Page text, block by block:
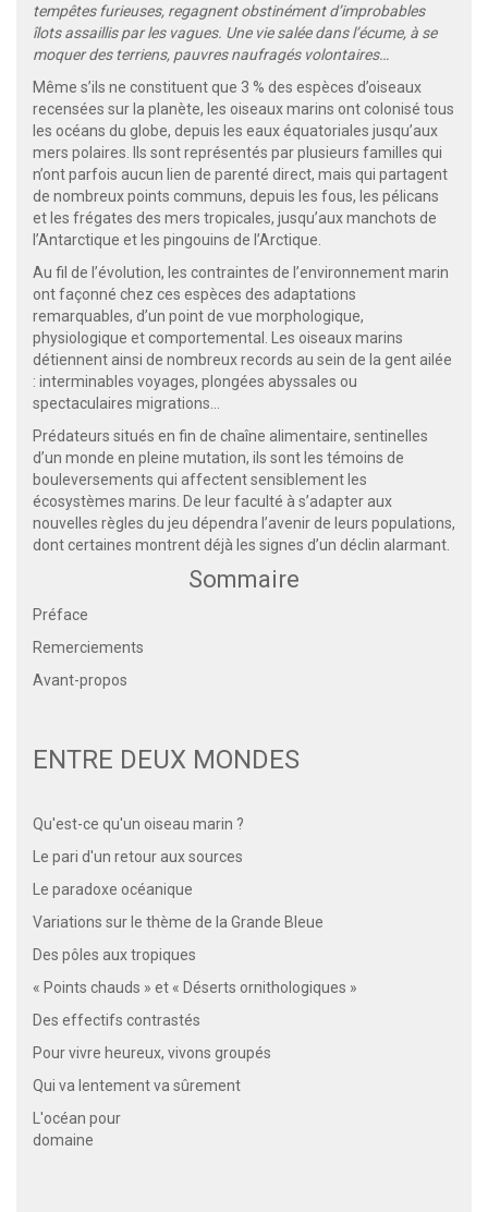
tempêtes furieuses, regagnent obstinément d’improbables
îlots assaillis par les vagues. Une vie salée dans l’écume, à se
moquer des terriens, pauvres naufragés volontaires…
Même s’ils ne constituent que 3 % des espèces d’oiseaux
recensées sur la planète, les oiseaux marins ont colonisé tous
les océans du globe, depuis les eaux équatoriales jusqu’aux
mers polaires. Ils sont représentés par plusieurs familles qui
n’ont parfois aucun lien de parenté direct, mais qui partagent
de nombreux points communs, depuis les fous, les pélicans
et les frégates des mers tropicales, jusqu’aux manchots de
l’Antarctique et les pingouins de l’Arctique.
Au fil de l’évolution, les contraintes de l’environnement marin
ont façonné chez ces espèces des adaptations
remarquables, d’un point de vue morphologique,
physiologique et comportemental. Les oiseaux marins
détiennent ainsi de nombreux records au sein de la gent ailée
: interminables voyages, plongées abyssales ou
spectaculaires migrations…
Prédateurs situés en fin de chaîne alimentaire, sentinelles
d’un monde en pleine mutation, ils sont les témoins de
bouleversements qui affectent sensiblement les
écosystèmes marins. De leur faculté à s’adapter aux
nouvelles règles du jeu dépendra l’avenir de leurs populations,
dont certaines montrent déjà les signes d’un déclin alarmant.
Sommaire
Préface
Remerciements
Avant-propos
ENTRE DEUX MONDES
Qu'est-ce qu'un oiseau marin ?
Le pari d'un retour aux sources
Le paradoxe océanique
Variations sur le thème de la Grande Bleue
Des pôles aux tropiques
« Points chauds » et « Déserts ornithologiques »
Des effectifs contrastés
Pour vivre heureux, vivons groupés
Qui va lentement va sûrement
L'océan pour
domaine